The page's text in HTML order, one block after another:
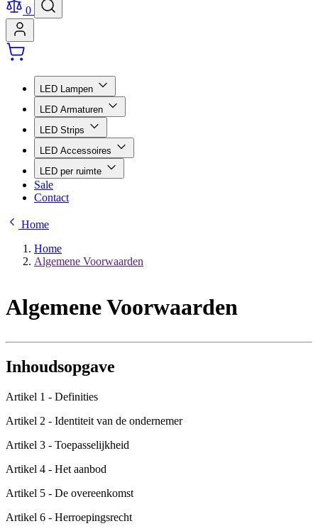
0
LED Lampen
LED Armaturen
LED Strips
LED Accessoires
LED per ruimte
Sale
Contact
Home
Home
Algemene Voorwaarden
Algemene Voorwaarden
Inhoudsopgave
Artikel 1 - Definities
Artikel 2 - Identiteit van de ondernemer
Artikel 3 - Toepasselijkheid
Artikel 4 - Het aanbod
Artikel 5 - De overeenkomst
Artikel 6 - Herroepingsrecht